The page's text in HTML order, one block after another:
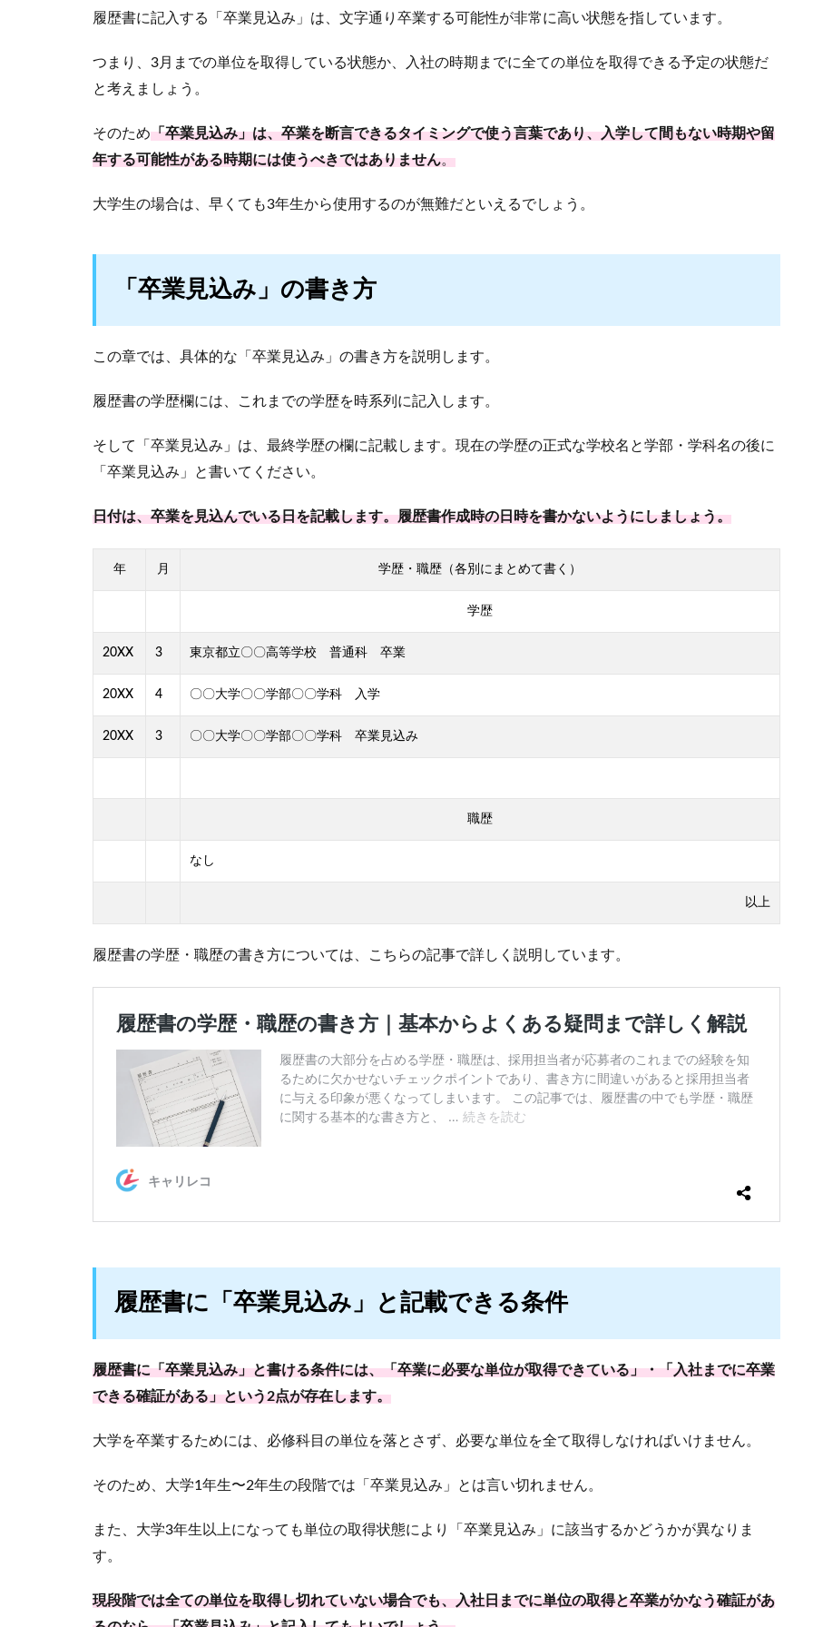
履歴書に記入する「卒業見込み」は、文字通り卒業する可能性が非常に高い状態を指しています。
つまり、3月までの単位を取得している状態か、入社の時期までに全ての単位を取得できる予定の状態だ
と考えましょう。
そのため「卒業見込み」は、卒業を断言できるタイミングで使う言葉であり、入学して間もない時期や留
年する可能性がある時期には使うべきではありません。
大学生の場合は、早くても3年生から使用するのが無難だといえるでしょう。
「卒業見込み」の書き方
この章では、具体的な「卒業見込み」の書き方を説明します。
履歴書の学歴欄には、これまでの学歴を時系列に記入します。
そして「卒業見込み」は、最終学歴の欄に記載します。現在の学歴の正式な学校名と学部・学科名の後に
「卒業見込み」と書いてください。
日付は、卒業を見込んでいる日を記載します。履歴書作成時の日時を書かないようにしましょう。
年 月 学歴・職歴（各別にまとめて書く）
学歴
20XX 3 東京都立〇〇高等学校 普通科 卒業
20XX 4 〇〇大学〇〇学部〇〇学科 入学
20XX 3 〇〇大学〇〇学部〇〇学科 卒業見込み
職歴
なし
以上
履歴書の学歴・職歴の書き方については、こちらの記事で詳しく説明しています。
履歴書に「卒業見込み」と記載できる条件
履歴書に「卒業見込み」と書ける条件には、「卒業に必要な単位が取得できている」・「入社までに卒業
できる確証がある」という2点が存在します。
大学を卒業するためには、必修科目の単位を落とさず、必要な単位を全て取得しなければいけません。
そのため、大学1年生〜2年生の段階では「卒業見込み」とは言い切れません。
また、大学3年生以上になっても単位の取得状態により「卒業見込み」に該当するかどうかが異なりま
す。
現段階では全ての単位を取得し切れていない場合でも、入社日までに単位の取得と卒業がかなう確証があ